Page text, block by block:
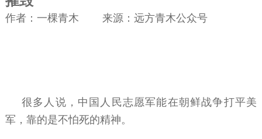
作者：一棵青木 来源：远方青木公众号
很多人说，中国人民志愿军能在朝鲜战争打平美
军，靠的是不怕死的精神。